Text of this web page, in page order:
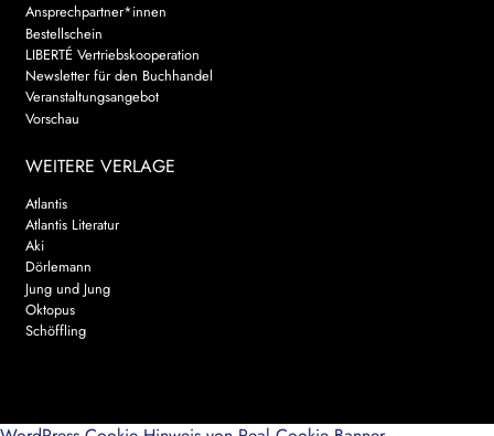
Ansprechpartner*innen
Bestellschein
LIBERTÉ Vertriebskooperation
Newsletter für den Buchhandel
Veranstaltungsangebot
Vorschau
WEITERE VERLAGE
Atlantis
Atlantis Literatur
Aki
Dörlemann
Jung und Jung
Oktopus
Schöffling